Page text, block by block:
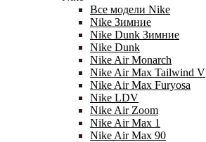
Все модели Nike
Nike Зимние
Nike Dunk Зимние
Nike Dunk
Nike Air Monarch
Nike Air Max Tailwind V
Nike Air Max Furyosa
Nike LDV
Nike Air Zoom
Nike Air Max 1
Nike Air Max 90